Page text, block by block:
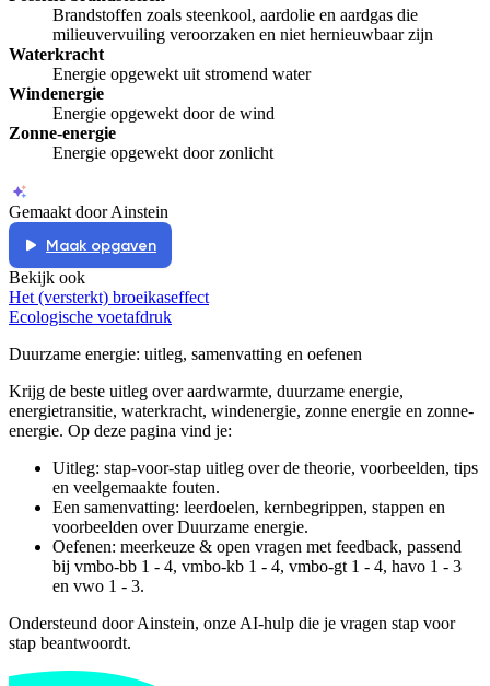
Brandstoffen zoals steenkool, aardolie en aardgas die
milieuvervuiling veroorzaken en niet hernieuwbaar zijn
Waterkracht
Energie opgewekt uit stromend water
Windenergie
Energie opgewekt door de wind
Zonne-energie
Energie opgewekt door zonlicht
Gemaakt door Ainstein
Maak opgaven
Bekijk ook
Het (versterkt) broeikaseffect
Ecologische voetafdruk
Duurzame energie: uitleg, samenvatting en oefenen
Krijg de beste uitleg over aardwarmte, duurzame energie,
energietransitie, waterkracht, windenergie, zonne energie en zonne-
energie. Op deze pagina vind je:
Uitleg: stap-voor-stap uitleg over de theorie, voorbeelden, tips
en veelgemaakte fouten.
Een samenvatting: leerdoelen, kernbegrippen, stappen en
voorbeelden overDuurzame energie.
Oefenen: meerkeuze & open vragen met feedback, passend
bij vmbo-bb 1 - 4, vmbo-kb 1 - 4, vmbo-gt 1 - 4, havo 1 - 3
en vwo 1 - 3.
Ondersteund door Ainstein, onze AI-hulp die je vragen stap voor
stap beantwoordt.